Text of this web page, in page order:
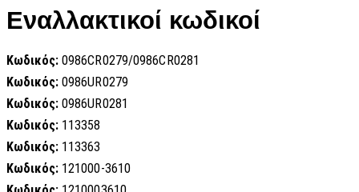
Εναλλακτικοί κωδικοί
Κωδικός: 0986CR0279/0986CR0281
Κωδικός: 0986UR0279
Κωδικός: 0986UR0281
Κωδικός: 113358
Κωδικός: 113363
Κωδικός: 121000-3610